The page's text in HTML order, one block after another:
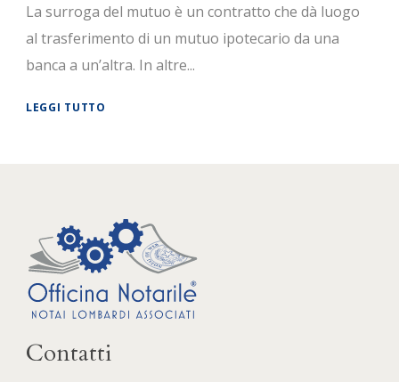
La surroga del mutuo è un contratto che dà luogo
al trasferimento di un mutuo ipotecario da una
banca a un’altra. In altre...
LEGGI TUTTO
Contatti